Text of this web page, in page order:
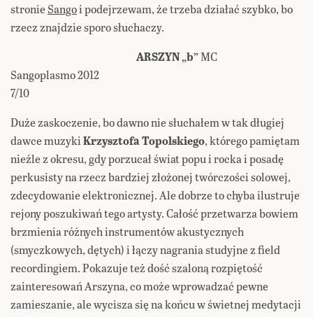
stronieSangoi podejrzewam, że trzeba działać szybko, bo
rzecz znajdzie sporo słuchaczy.
ARSZYN „b”MC
Sangoplasmo 2012
7/10
Duże zaskoczenie, bo dawno nie słuchałem w tak długiej
dawce muzykiKrzysztofa Topolskiego, którego pamiętam
nieźle z okresu, gdy porzucał świat popu i rocka i posadę
perkusisty na rzecz bardziej złożonej twórczości solowej,
zdecydowanie elektronicznej. Ale dobrze to chyba ilustruje
rejony poszukiwań tego artysty. Całość przetwarza bowiem
brzmienia różnych instrumentów akustycznych
(smyczkowych, dętych) i łączy nagrania studyjne z field
recordingiem. Pokazuje też dość szaloną rozpiętość
zainteresowań Arszyna, co może wprowadzać pewne
zamieszanie, ale wycisza się na końcu w świetnej medytacji